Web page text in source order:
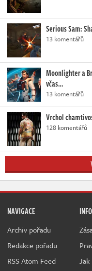
Serious Sam:
13 komentářů
Moonlighter a
včas…
13 komentářů
Vrchol
128 komentářů
NAVIGACE
Archiv pořadu
Redakce pořadu
RSS Atom Feed